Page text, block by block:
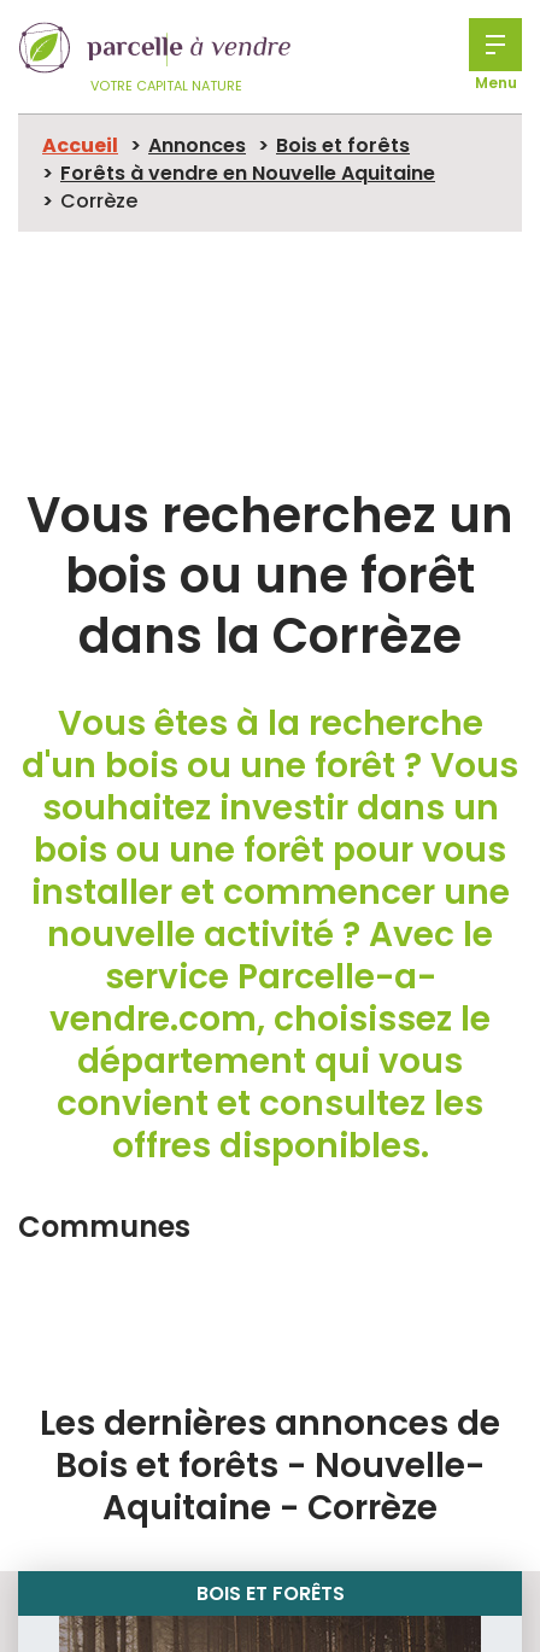
VOTRE CAPITAL NATURE Menu
Accueil Annonces
Bois et forêts
Forêts à vendre en Nouvelle Aquitaine
Corrèze
Vous recherchez un
bois ou une forêt
dans la Corrèze
Vous êtes à la recherche
d'un bois ou une forêt ? Vous
souhaitez investir dans un
bois ou une forêt pour vous
installer et commencer une
nouvelle activité ? Avec le
service Parcelle-a-
vendre.com, choisissez le
département qui vous
convient et consultez les
offres disponibles.
Communes
Les dernières annonces de
Bois et forêts - Nouvelle-
Aquitaine - Corrèze
BOIS ET FORÊTS